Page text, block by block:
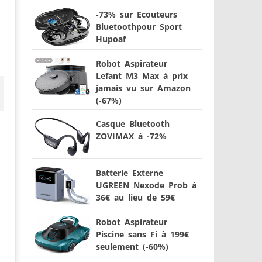
-73% sur Ecouteurs
Bluetoothpour Sport
Hupoaf
Robot Aspirateur
Lefant M3 Max à prix
jamais vu sur Amazon
(-67%)
Casque Bluetooth
ZOVIMAX à -72%
Batterie Externe
UGREEN Nexode Prob à
36€ au lieu de 59€
Robot Aspirateur
Piscine sans Fi à 199€
seulement (-60%)